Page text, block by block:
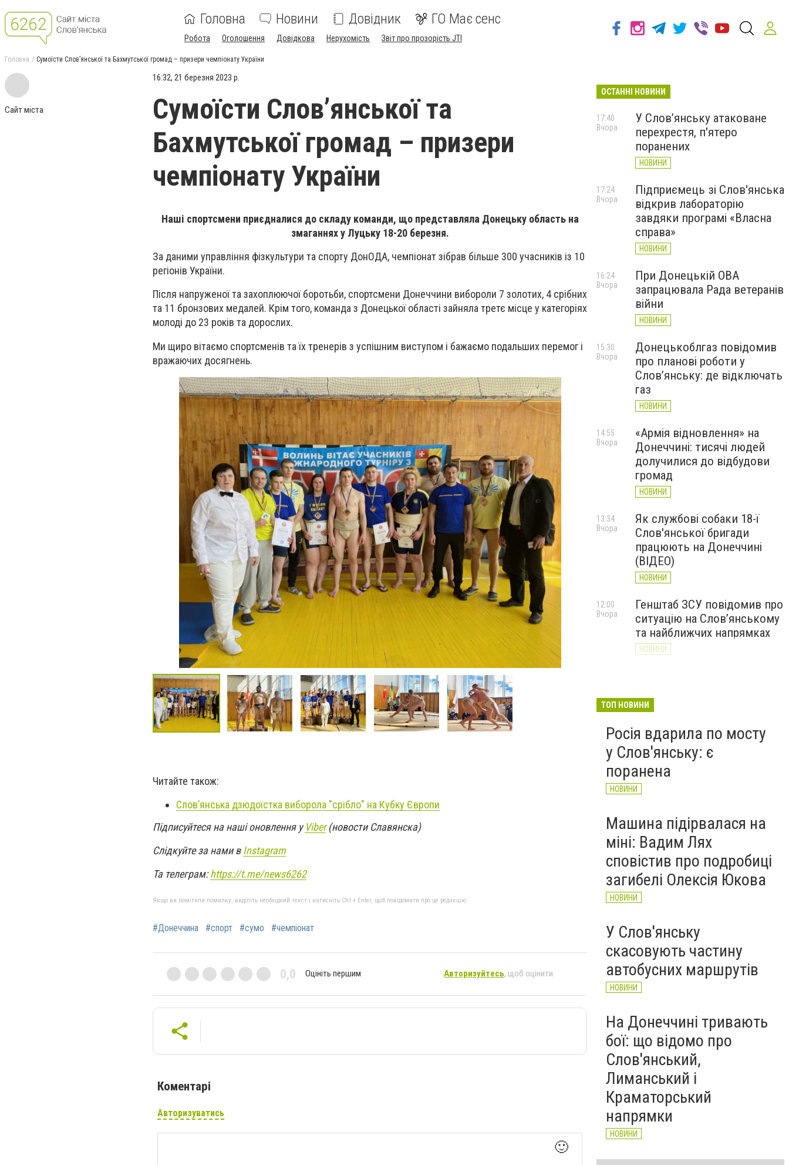
Головна Новини Довідник ГО Має сенс
Робота Оголошення Довідкова Нерухомість Звіт про прозорість JTI
Головна Сумоїсти Слов’янської та Бахмутської громад – призери чемпіонату України
Сайт міста
16:32, 21 березня 2023 р.
Сумоїсти Слов’янської та
Бахмутської громад – призери
чемпіонату України
Наші спортсмени приєдналися до складу команди, що представляла Донецьку область на
змаганнях у Луцьку 18-20 березня.
За даними управління фізкультури та спорту ДонОДА, чемпіонат зібрав більше 300 учасників із 10
регіонів України.
Після напруженої та захоплюючої боротьби, спортсмени Донеччини вибороли 7 золотих, 4 срібних
та 11 бронзових медалей. Крім того, команда з Донецької області зайняла третє місце у категоріях
молоді до 23 років та дорослих.
Ми щиро вітаємо спортсменів та їх тренерів з успішним виступом і бажаємо подальших перемог і
вражаючих досягнень.
Читайте також:
Слов’янська дзюдоїстка виборола "срібло" на Кубку Європи
Підписуйтеся на наші оновлення уViber(новости Славянска)
Слідкуйте за нами вInstagram
Та телеграм:https://t.me/news6262
Якщо ви помітили помилку, виділіть необхідний текст і натисніть Ctrl + Enter, щоб повідомити про це редакцію
#Донеччина #спорт #сумо #чемпіонат
0,0 Оцініть першим Авторизуйтесь, щоб оцінити
Коментарі
Авторизуватись
🙂
ОСТАННІ НОВИНИ
У Слов’янську атаковане
перехрестя, п'ятеро
поранених
НОВИНИ
17:40
Вчора
Підприємець зі Слов'янська
відкрив лабораторію
завдяки програмі «Власна
справа»
НОВИНИ
17:24
Вчора
При Донецькій ОВА
запрацювала Рада ветеранів
війни
НОВИНИ
16:24
Вчора
Донецькоблгаз повідомив
про планові роботи у
Слов’янську: де відключать
газ
НОВИНИ
15:30
Вчора
«Армія відновлення» на
Донеччині: тисячі людей
долучилися до відбудови
громад
НОВИНИ
14:55
Вчора
Як службові собаки 18-ї
Слов'янської бригади
працюють на Донеччині
(ВІДЕО)
НОВИНИ
13:34
Вчора
Генштаб ЗСУ повідомив про
ситуацію на Слов’янському
та найближчих напрямках
НОВИНИ
12:00
Вчора
великої війни: 7 серпня
ТОП НОВИНИ
Росія вдарила по мосту
у Слов'янську: є
поранена
НОВИНИ
Машина підірвалася на
міні: Вадим Лях
сповістив про подробиці
загибелі Олексія Юкова
НОВИНИ
У Слов'янську
скасовують частину
автобусних маршрутів
НОВИНИ
На Донеччині тривають
бої: що відомо про
Слов'янський,
Лиманський і
Краматорський
напрямки
НОВИНИ